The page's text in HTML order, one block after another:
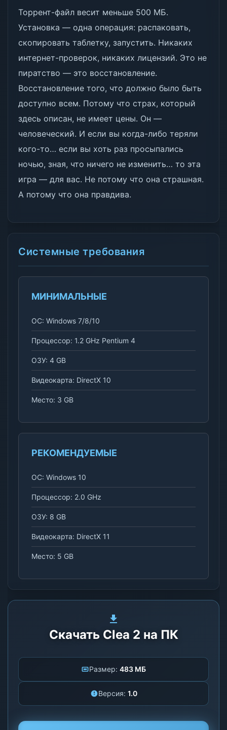
Торрент-файл весит меньше 500 МБ.
Установка — одна операция: распаковать,
скопировать таблетку, запустить. Никаких
интернет-проверок, никаких лицензий. Это не
пиратство — это восстановление.
Восстановление того, что должно было быть
доступно всем. Потому что страх, который
здесь описан, не имеет цены. Он —
человеческий. И если вы когда-либо теряли
кого-то… если вы хоть раз просыпались
ночью, зная, что ничего не изменить… то эта
игра — для вас. Не потому что она страшная.
А потому что она правдива.
Системные требования
МИНИМАЛЬНЫЕ
ОС: Windows 7/8/10
Процессор: 1.2 GHz Pentium 4
ОЗУ: 4 GB
Видеокарта: DirectX 10
Место: 3 GB
РЕКОМЕНДУЕМЫЕ
ОС: Windows 10
Процессор: 2.0 GHz
ОЗУ: 8 GB
Видеокарта: DirectX 11
Место: 5 GB
Скачать Clea 2 на ПК
Размер: 483 МБ
Версия: 1.0